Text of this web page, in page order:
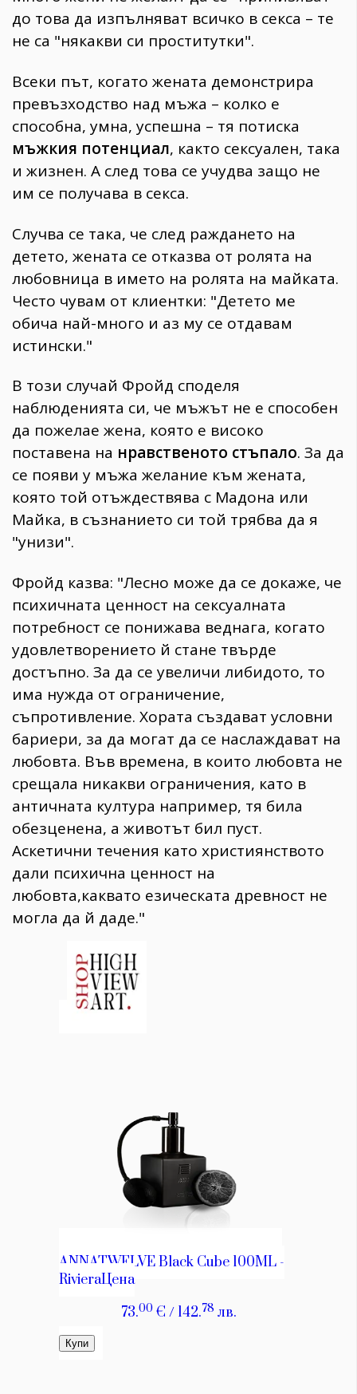
до това да изпълняват всичко в секса – те
не са "някакви си проститутки".
Всеки път, когато жената демонстрира
превъзходство над мъжа – колко е
способна, умна, успешна – тя потиска
мъжкия потенциал, както сексуален, така
и жизнен. А след това се учудва защо не
им се получава в секса.
Случва се така, че след раждането на
детето, жената се отказва от ролята на
любовница в името на ролята на майката.
Често чувам от клиентки: "Детето ме
обича най-много и аз му се отдавам
истински."
В този случай Фройд споделя
наблюденията си, че мъжът не е способен
да пожелае жена, която е високо
поставена на нравственото стъпало. За да
се появи у мъжа желание към жената,
която той отъждествява с Мадона или
Майка, в съзнанието си той трябва да я
"унизи".
Фройд казва: "Лесно може да се докаже, че
психичната ценност на сексуалната
потребност се понижава веднага, когато
удовлетворението й стане твърде
достъпно. За да се увеличи либидото, то
има нужда от ограничение,
съпротивление. Хората създават условни
бариери, за да могат да се наслаждават на
любовта. Във времена, в които любовта не
срещала никакви ограничения, като в
античната култура например, тя била
обезценена, а животът бил пуст.
Аскетични течения като християнството
дали психична ценност на
любовта,каквато езическата древност не
могла да й даде."